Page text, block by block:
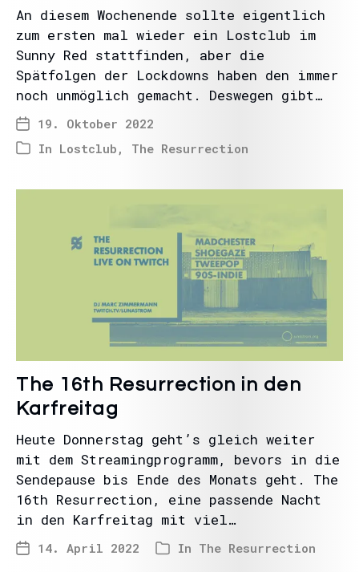
An diesem Wochenende sollte eigentlich
zum ersten mal wieder ein Lostclub im
Sunny Red stattfinden, aber die
Spätfolgen der Lockdowns haben den immer
noch unmöglich gemacht. Deswegen gibt…
19. Oktober 2022
In Lostclub , The Resurrection
The 16th Resurrection in den
Karfreitag
Heute Donnerstag geht’s gleich weiter
mit dem Streamingprogramm, bevors in die
Sendepause bis Ende des Monats geht. The
16th Resurrection, eine passende Nacht
in den Karfreitag mit viel…
14. April 2022 In The Resurrection